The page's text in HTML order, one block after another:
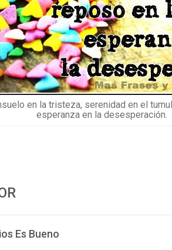
en la tristeza, serenidad en el
esperanza en la desesperación.
Es Bueno